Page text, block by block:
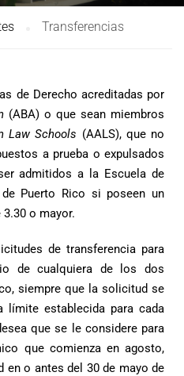
Transferencias
de Derecho acreditadas por
(ABA) o que sean miembros
Law Schools (AALS), que no
a prueba o expulsados
admitidos a la Escuela de
Puerto Rico si poseen un
o mayor.
de transferencia para
de cualquiera de los dos
siempre que la solicitud se
límite establecida para cada
que se le considere para
que comienza en agosto,
en o antes del 30 de mayo de